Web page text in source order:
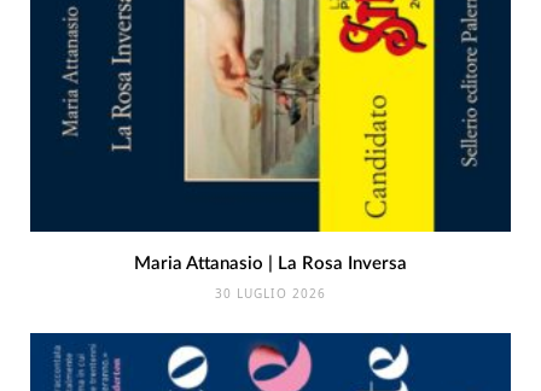
Maria Attanasio | La Rosa Inversa
30 LUGLIO 2026